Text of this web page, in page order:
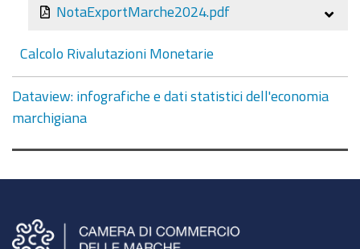
NotaExportMarche2024.pdf
Calcolo Rivalutazioni Monetarie
Dataview: infografiche e dati statistici dell'economia
marchigiana